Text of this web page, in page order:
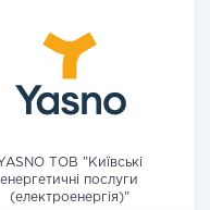
ТОВ "Київські
енергетичні послуги
(електроенергія)"